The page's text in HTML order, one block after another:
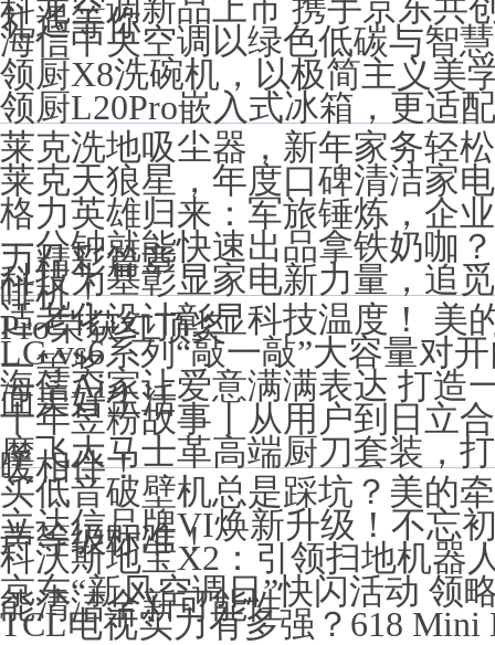
礼遇等你
海信中央空调以绿色低碳与智
领厨X8洗碗机，以极简主义美
领厨L20Pro嵌入式冰箱，更适
莱克洗地吸尘器，新年家务轻
莱克天狼星，年度口碑清洁家电
格力英雄归来：军旅锤炼，企
力精彩篇章
一分钟就能快速出品拿铁奶咖
啡机！
科技为基彰显家电新力量，追
Pro荣获红顶奖
适老化设计彰显科技温度！ 美
一等奖
LG vs6系列“敲一敲”大容量对
面美好生活
海信Ai家让爱意满满表达 打造
十年昱粉故事丨从用户到日立
暖相伴！
摩飞大马士革高端厨刀套装，
买低音破壁机总是踩坑？美的
声等级标准！
立达信品牌VI焕新升级！不忘
科沃斯地宝X2：引领扫地机器
能清洁全新可能性
京东“新风空调日”快闪活动 领
TCL电视实力有多强？618